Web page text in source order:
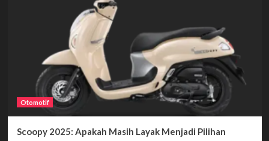
Otomotif
Scoopy 2025: Apakah Masih Layak Menjadi Pilihan